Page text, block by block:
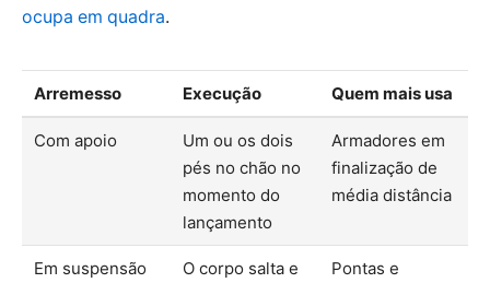
ocupa em quadra.
Arremesso Execução Quem mais usa
Com apoio
Um ou os dois
pés no chão no
momento do
lançamento
Armadores em
finalização de
média distância
Em suspensão
O corpo salta e
Pontas e